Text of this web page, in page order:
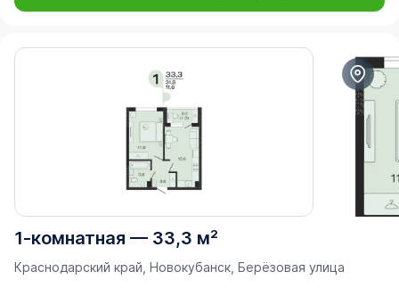
1-комнатная — 33,3 м²
Краснодарский край, Новокубанск, Берёзовая улица